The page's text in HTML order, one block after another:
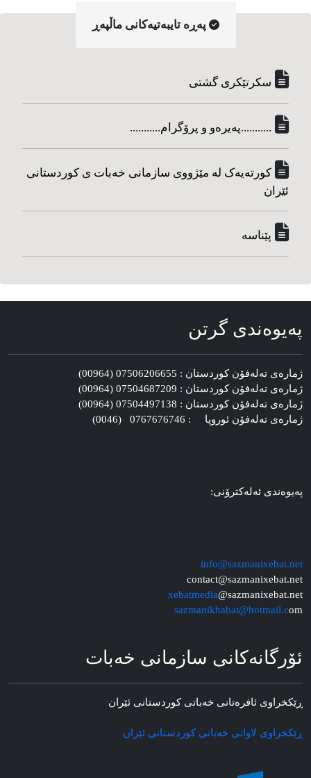
په‌ڕه‌ تایبه‌تیه‌کانی ماڵپه‌ڕ
سکرتێکری گشتی
...........په‌یره‌و و پرۆگرام...........
کورته‌یه‌ک له مێژووی سازمانی خه‌بات ی کوردستانی
ئێران
پێناسه‌
په‌یوه‌ندی گرتن
ژماره‌ی ته‌له‌فۆن کوردستان : 07506206655 (00964)
ژماره‌ی ته‌له‌فۆن کوردستان : 07504687209 (00964)
ژماره‌ی ته‌له‌فۆن کوردستان : 07504497138 (00964)
ژماره‌ی ته‌له‌فۆن ئوروپا : 0767676746 (0046)
په‌یوه‌ندی ئه‌له‌کترۆنی:
info@sazmanixebat.net
contact@sazmanixebat.net
xebatmedia@sazmanixebat.net
sazmanikhabat@hotmail.com
ئۆرگانه‌کانی سازمانی خه‌بات
ڕێکخراوی ئافره‌تانی خه‌باتی کوردستانی ئێران
ڕێکخراوی لاوانی خه‌باتی کوردستانی ئێران